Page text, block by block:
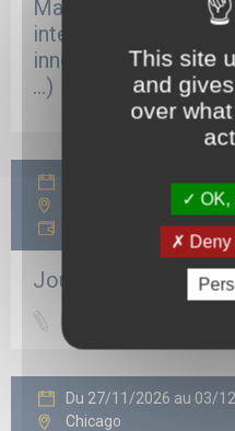
Maroc Attractivité et
international
innovation,
…)
Journées à thèmes
Journée de la
Du 27/11/2026 au 03/
Chicago
This site
and
over
OK,